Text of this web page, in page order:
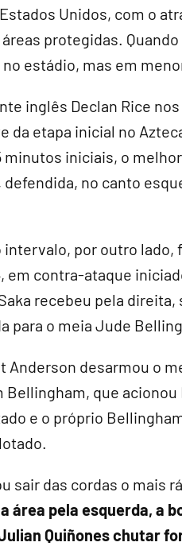
Unidos, com o
protegidas.
estádio, mas em
inglês Declan Rice
da etapa inicial no
iniciais, o
defendida, no canto
intervalo, por outro lado,
contra-ataque
recebeu pela
para o meia Jude
desarmou o
que acionou
e o próprio
sair das cordas o mais
área pela esquerda, a
Quiñones chutar